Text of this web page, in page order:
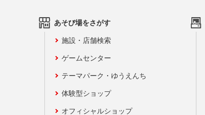
あそび場をさがす
施設・店舗検索
ゲームセンター
テーマパーク・ゆうえんち
体験型ショップ
オフィシャルショップ